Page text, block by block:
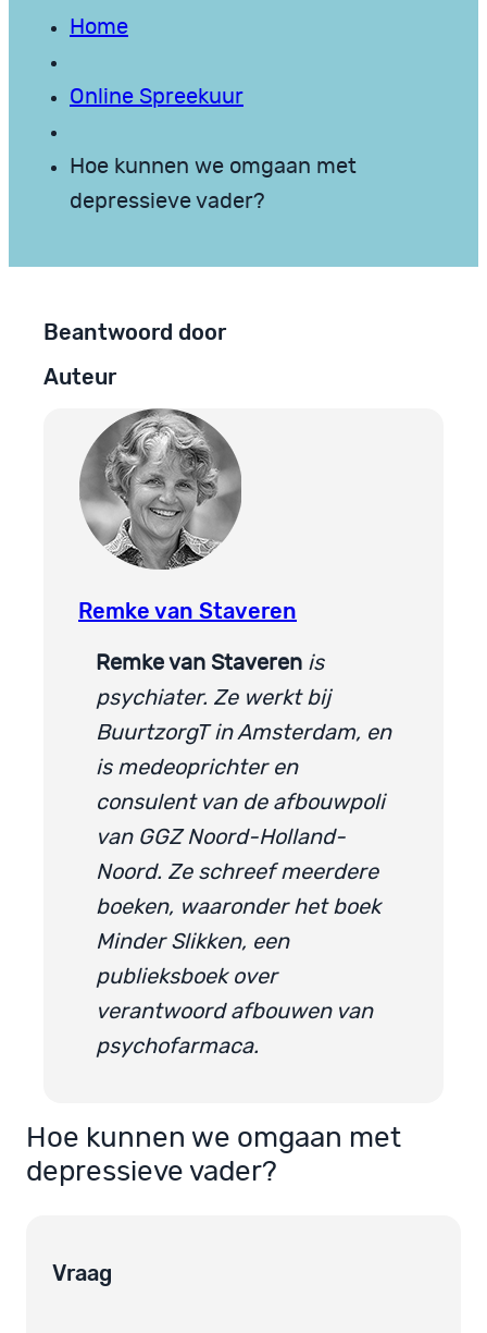
Home
Online Spreekuur
Hoe kunnen we omgaan met
depressieve vader?
Beantwoord door
Auteur
Remke van Staveren
Remke van Staveren is
psychiater. Ze werkt bij
BuurtzorgT in Amsterdam, en
is medeoprichter en
consulent van de afbouwpoli
van GGZ Noord-Holland-
Noord. Ze schreef meerdere
boeken, waaronder het boek
Minder Slikken, een
publieksboek over
verantwoord afbouwen van
psychofarmaca.
Hoe kunnen we omgaan met
depressieve vader?
Vraag